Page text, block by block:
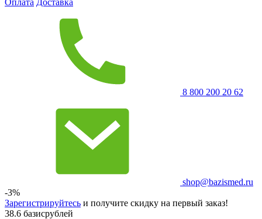
8 800 200 20 62
shop@bazismed.ru
-3%
Зарегистрируйтесь и получите скидку на первый заказ!
38.6 базисрублей